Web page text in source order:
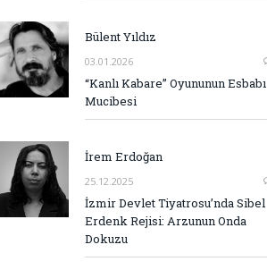
Bülent Yıldız
03.01.2026
“Kanlı Kabare” Oyununun Esbabı
Mucibesi
İrem Erdoğan
25.12.2025
İzmir Devlet Tiyatrosu’nda Sibel
Erdenk Rejisi: Arzunun Onda
Dokuzu